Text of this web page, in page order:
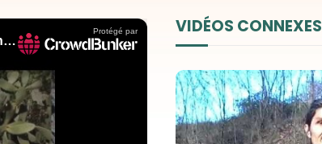
VIDÉOS CONNEXES